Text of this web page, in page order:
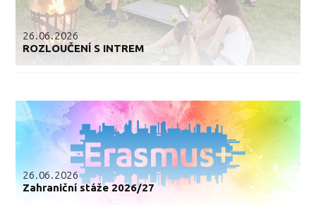
26.06.2026
ROZLOUČENÍ S INTREM
26.06.2026
Zahraniční stáže 2026/27